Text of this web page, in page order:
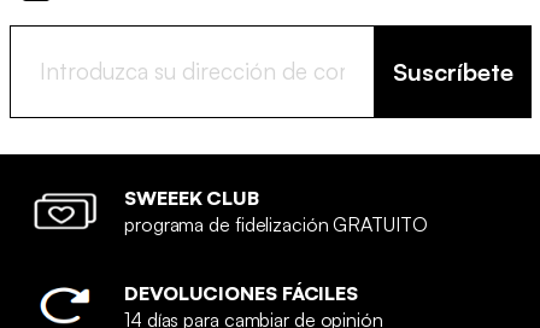
Suscríbete
SWEEEK CLUB
programa de fidelización GRATUITO
DEVOLUCIONES FÁCILES
14 días para cambiar de opinión